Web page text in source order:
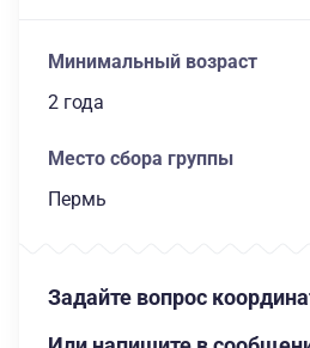
Минимальный возраст
2 года
Место сбора группы
Пермь
Задайте вопрос